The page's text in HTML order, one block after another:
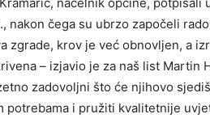
nakon čega su ubrzo započeli
zgrade, krov je već obnovljen, a
– izjavio je za naš list Martin
zadovoljni što će njihovo
potrebama i pružiti kvalitetnije